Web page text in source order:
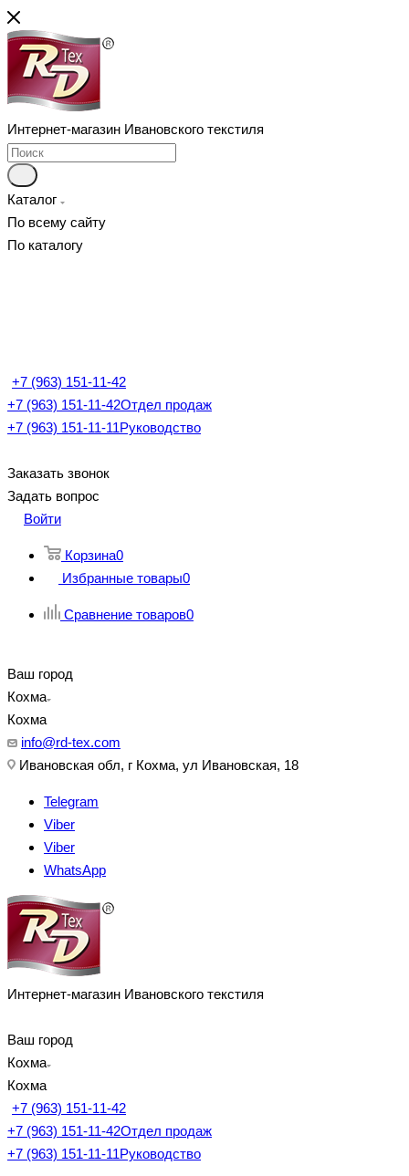
Интернет-магазин Ивановского текстиля
Каталог
По всему сайту
По каталогу
+7 (963) 151-11-42
+7 (963) 151-11-42Отдел продаж
+7 (963) 151-11-11Руководство
Заказать звонок
Задать вопрос
Войти
Корзина0
Избранные товары0
Сравнение товаров0
Ваш город
Кохма
Кохма
info@rd-tex.com
Ивановская обл, г Кохма, ул Ивановская, 18
Telegram
Viber
Viber
WhatsApp
Интернет-магазин Ивановского текстиля
Ваш город
Кохма
Кохма
+7 (963) 151-11-42
+7 (963) 151-11-42Отдел продаж
+7 (963) 151-11-11Руководство